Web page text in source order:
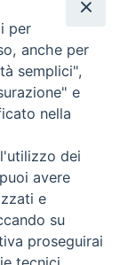
- Tutti i
per
anche per
semplici",
e
nella
dei
avere
e
su
proseguirai